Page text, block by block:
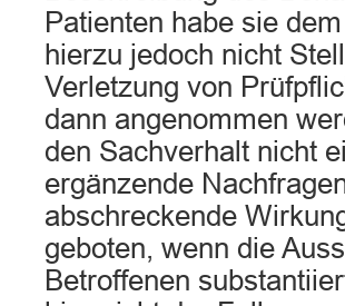
Patienten habe sie
hierzu jedoch nicht
Verletzung von
dann angenommen
den Sachverhalt nicht
ergänzende
abschreckende
geboten, wenn die
Betroffenen